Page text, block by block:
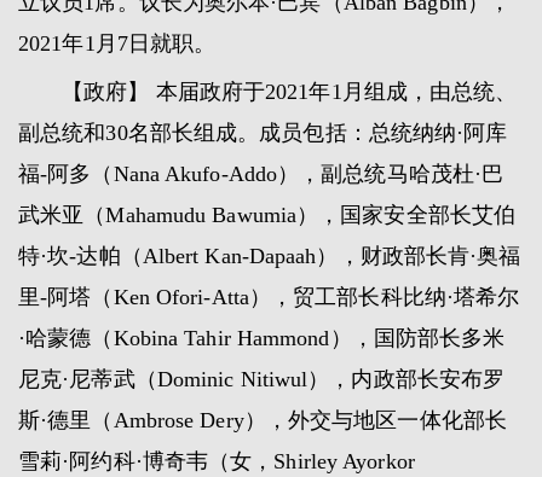
2021年1月7日就职。
【政府】 本届政府于2021年1月组成，由总统、
副总统和30名部长组成。成员包括：总统纳纳·阿库
福-阿多（Nana Akufo-Addo），副总统马哈茂杜·巴
武米亚（Mahamudu Bawumia），国家安全部长艾伯
特·坎-达帕（Albert Kan-Dapaah），财政部长肯·奥福
里-阿塔（Ken Ofori-Atta），贸工部长科比纳·塔希尔
·哈蒙德（Kobina Tahir Hammond），国防部长多米
尼克·尼蒂武（Dominic Nitiwul），内政部长安布罗
斯·德里（Ambrose Dery），外交与地区一体化部长
雪莉·阿约科·博奇韦（女，Shirley Ayorkor